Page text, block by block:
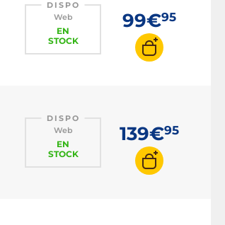
DISPO
Web
EN
STOCK
99€95
DISPO
Web
EN
STOCK
139€95